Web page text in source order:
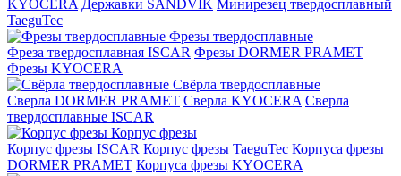
KYOCERA Державки SANDVIK Минирезец твердосплавный
TaeguTec
Фрезы твердосплавные
Фреза твердосплавная ISCAR Фрезы DORMER PRAMET
Фрезы KYOCERA
Свёрла твердосплавные
Сверла DORMER PRAMET Сверла KYOCERA Сверла
твердосплавные ISCAR
Корпус фрезы
Корпус фрезы ISCAR Корпус фрезы TaeguTec Корпуса фрезы
DORMER PRAMET Корпуса фрезы KYOCERA